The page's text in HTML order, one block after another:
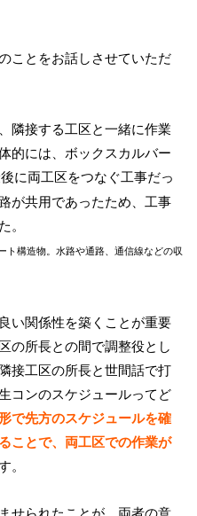
ことをお話しさせていただ
隣接する工区と一緒に作業
的には、ボックスカルバー
に両工区をつなぐ工事だっ
が共用であったため、工事
。
ト構造物。水路や通路、通信線などの収
い関係性を築くことが重要
の所長との間で調整役とし
接工区の所長と世間話で打
コンのスケジュールってど
で先方のスケジュールを確
ことで、両工区での作業が
。